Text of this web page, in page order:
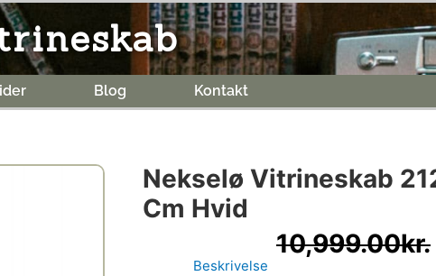
Blog Kontakt
Nekselø Vitrineskab
Cm Hvid
10,999.00kr.
Beskrivelse